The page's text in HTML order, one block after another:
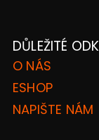
DŮLEŽITÉ
O NÁS
ESHOP
NAPIŠTE NÁM